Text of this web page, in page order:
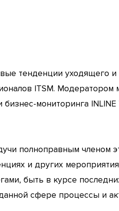
тенденции уходящего
ITSM. Модератором
мониторинга INLINE
полноправным членом
и других
быть в курсе
сфере процессы и